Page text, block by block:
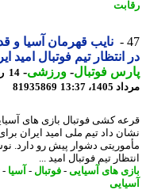
نایب قهرمان آسیا و
تیم فوتبال امید ایران!
فوتبال-ورزشی-
13:37
81935869
داد تیم ملی امید ایران برای
دشوار پیش رو دارد.
تیم فوتبال امید ...
های آسیایی-فوتبال-آسیا -تیم